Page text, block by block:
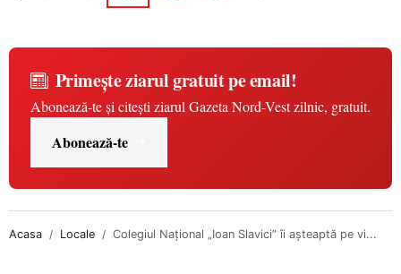
Primește ziarul gratuit pe email!
Abonează-te și citești ziarul Gazeta Nord-Vest zilnic, gratuit.
Abonează-te
Acasa Locale Colegiul Național „Ioan Slavici” îi așteaptă pe vi...